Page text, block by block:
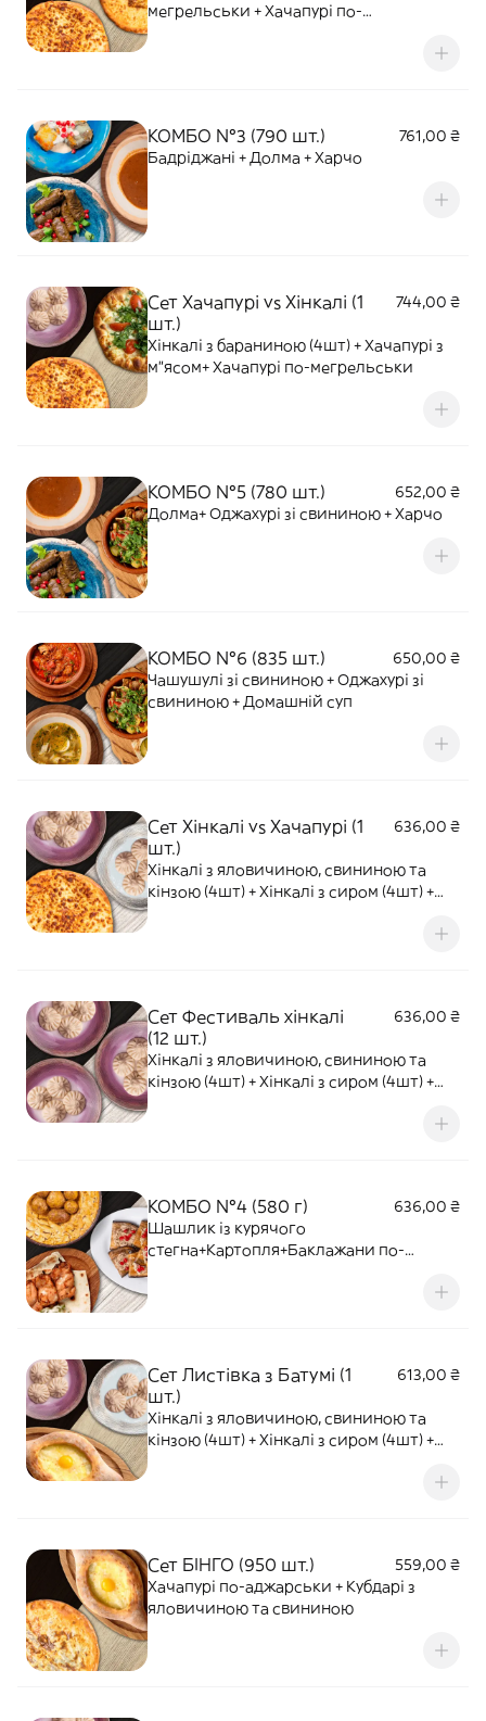
мегрельськи + Хачапурі по-
КОМБО №3 (790 шт.)
761,00 ₴
Бадріджані + Долма + Харчо
Сет Хачапурі vs Хінкалі (1
шт.)
744,00 ₴
Хінкалі з бараниною (4шт) + Хачапурі з
м"ясом+ Хачапурі по-мегрельськи
КОМБО №5 (780 шт.)
652,00 ₴
Долма+ Оджахурі зі свининою + Харчо
КОМБО №6 (835 шт.)
650,00 ₴
Чашушулі зі свининою + Оджахурі зі
свининою + Домашній суп
Сет Хінкалі vs Хачапурі (1
шт.)
636,00 ₴
Хінкалі з яловичиною, свининою та
кінзою (4шт) + Хінкалі з сиром (4шт) +
Сет Фестиваль хінкалі
(12 шт.)
636,00 ₴
Хінкалі з яловичиною, свининою та
кінзою (4шт) + Хінкалі з сиром (4шт) +
КОМБО №4 (580 г)
636,00 ₴
Шашлик із курячого
стегна+Картопля+Баклажани по-
Сет Листівка з Батумі (1
шт.)
613,00 ₴
Хінкалі з яловичиною, свининою та
кінзою (4шт) + Хінкалі з сиром (4шт) +
Сет БІНГО (950 шт.)
559,00 ₴
Хачапурі по-аджарськи + Кубдарі з
яловичиною та свининою